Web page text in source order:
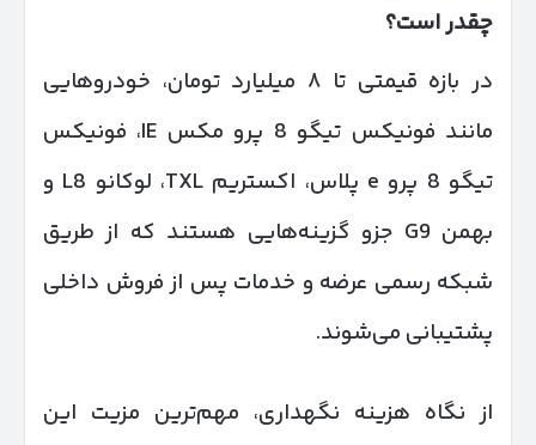
چقدر است؟
در بازه قیمتی تا ۸ میلیارد تومان، خودروهایی
مانند فونیکس تیگو 8 پرو مکس IE، فونیکس
تیگو 8 پرو e پلاس، اکستریم TXL، لوکانو L8 و
بهمن G9 جزو گزینه‌هایی هستند که از طریق
شبکه رسمی عرضه و خدمات پس از فروش داخلی
پشتیبانی می‌شوند.
از نگاه هزینه نگهداری، مهم‌ترین مزیت این